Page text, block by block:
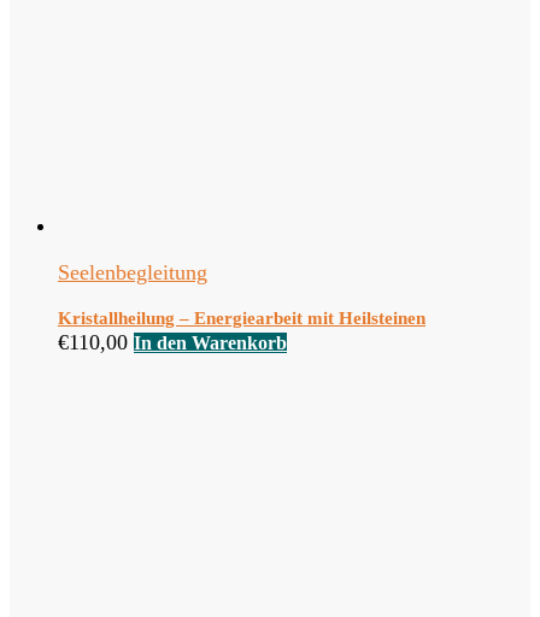
Seelenbegleitung
Kristallheilung – Energiearbeit mit Heilsteinen
€110,00 In den Warenkorb